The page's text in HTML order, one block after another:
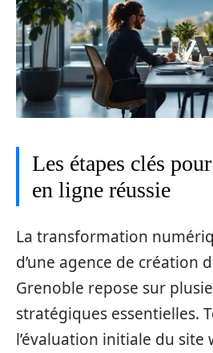
Les étapes clés
en ligne réussie
La transformation
d’une agence de création
Grenoble repose sur
stratégiques essentielles.
l’évaluation initiale du site